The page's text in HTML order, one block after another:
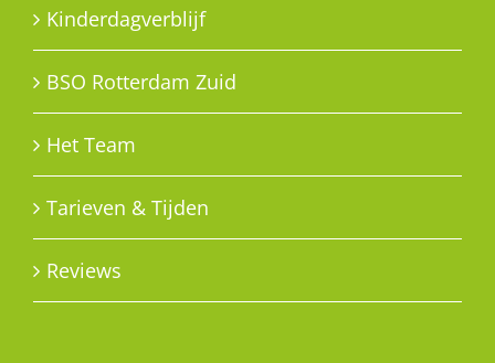
Kinderdagverblijf
BSO Rotterdam Zuid
Het Team
Tarieven & Tijden
Reviews